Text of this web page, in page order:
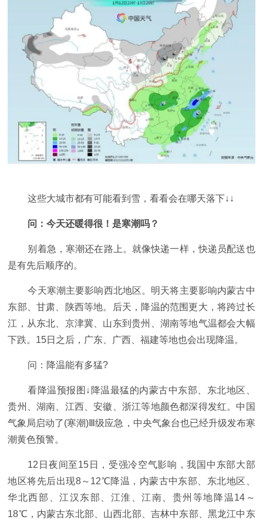
这些大城市都有可能看到雪，看看会在哪天落下↓↓
问：今天还暖得很！是寒潮吗？
别着急，寒潮还在路上。就像快递一样，快递员配送也
是有先后顺序的。
今天寒潮主要影响西北地区。明天将主要影响内蒙古中
东部、甘肃、陕西等地。后天，降温的范围更大，将跨过长
江，从东北、京津冀、山东到贵州、湖南等地气温都会大幅
下跌。15日之后，广东、广西、福建等地也会出现降温。
问：降温能有多猛?
看降温预报图↓降温最猛的内蒙古中东部、东北地区、
贵州、湖南、江西、安徽、浙江等地颜色都深得发红。中国
气象局启动了(寒潮)Ⅲ级应急，中央气象台也已经升级发布寒
潮黄色预警。
12日夜间至15日，受强冷空气影响，我国中东部大部
地区将先后出现8～12℃降温，内蒙古中东部、东北地区、
华北西部、江汉东部、江淮、江南、贵州等地降温14～
18℃，内蒙古东北部、山西北部、吉林中东部、黑龙江中东